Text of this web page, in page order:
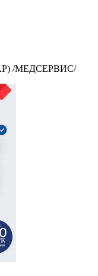
/МЕДСЕРВИС/